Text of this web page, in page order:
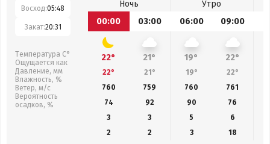
Восход:05:48
Закат:20:31
Температура С°
Ощущается как
Давление, мм
Влажность, %
Ветер, м/с
Вероятность
осадков, %
Ночь
Утро
00:00
03:00 06:00 09:00
22° 21° 19° 22°
22° 21° 19° 22°
760
759 760 761
74
92 90 76
3
3 5
6
2
2 3 18